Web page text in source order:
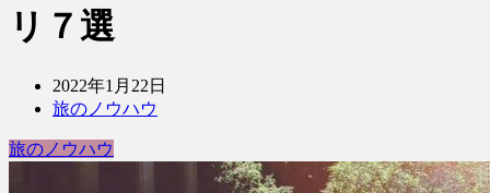
リ７選
2022年1月22日
旅のノウハウ
旅のノウハウ